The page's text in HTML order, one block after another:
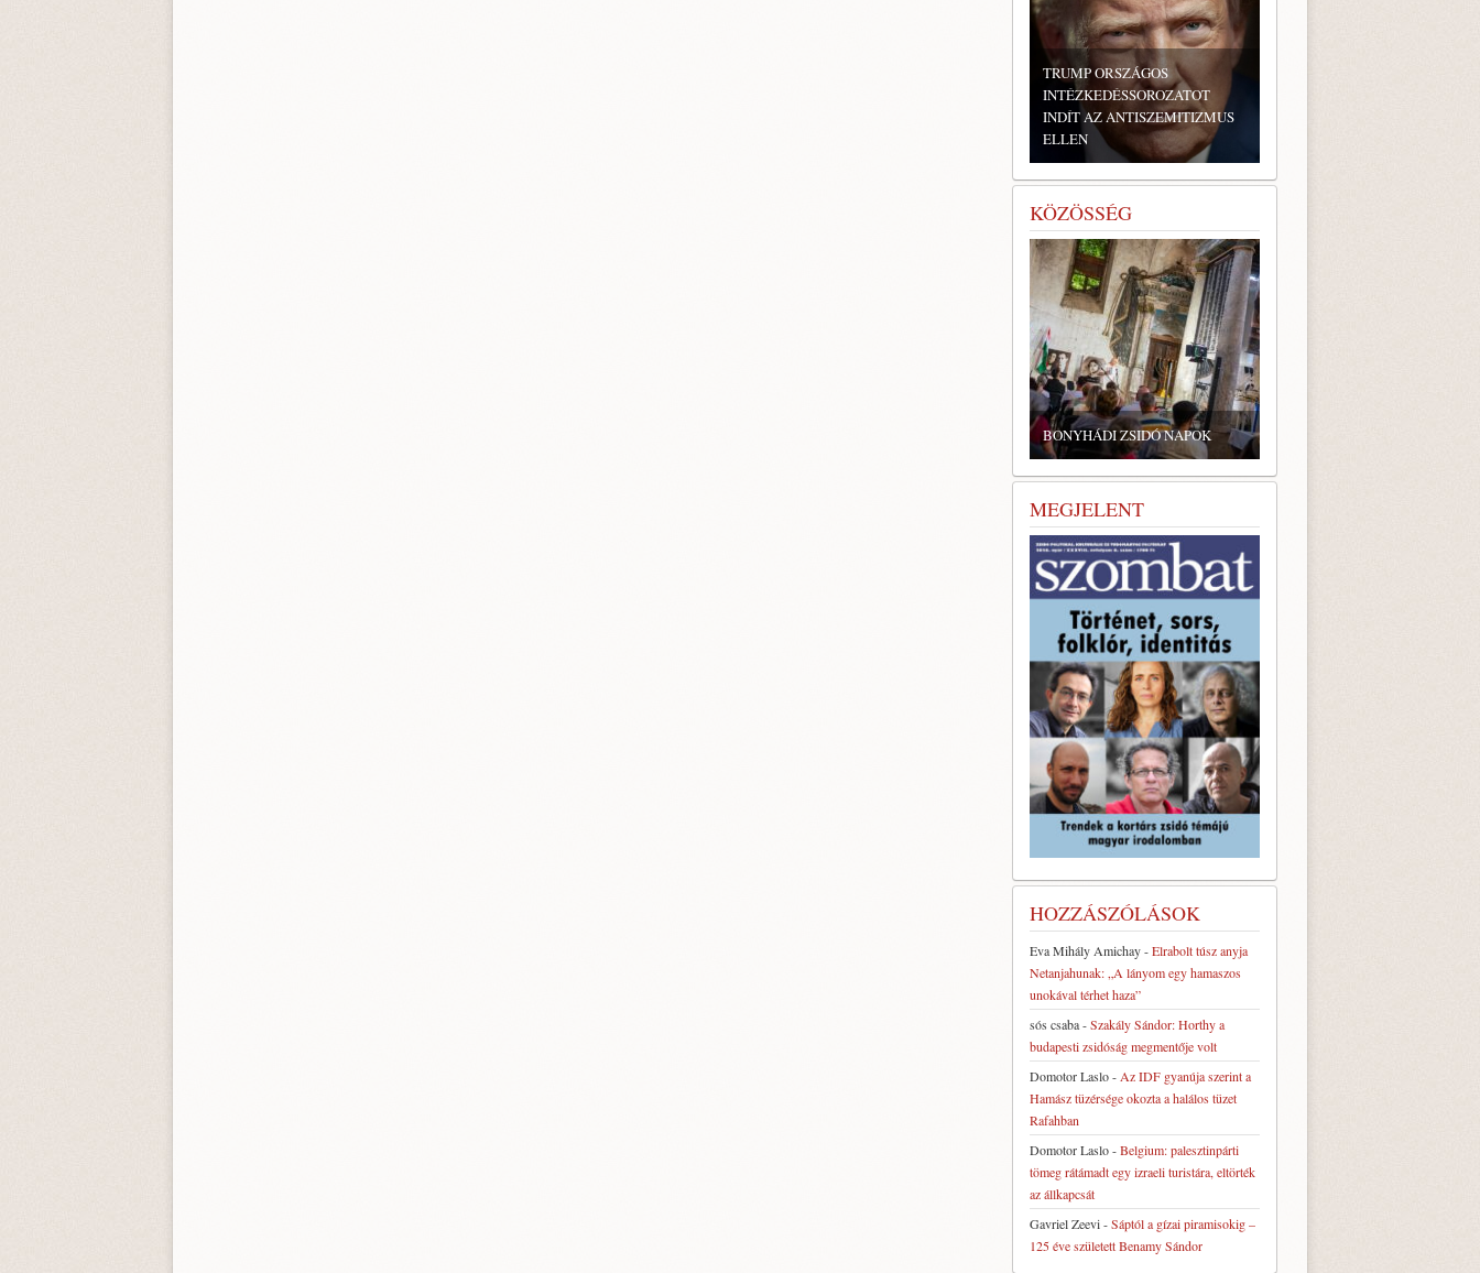
TRUMP ORSZÁGOS
INTÉZKEDÉSSOROZATOT
INDÍT AZ ANTISZEMITIZMUS
ELLEN
KÖZÖSSÉG
BONYHÁDI ZSIDÓ NAPOK
MEGJELENT
HOZZÁSZÓLÁSOK
Eva Mihály Amichay-Elrabolt túsz anyja
Netanjahunak: „A lányom egy hamaszos
unokával térhet haza”
sós csaba-Szakály Sándor: Horthy a
budapesti zsidóság megmentője volt
Domotor Laslo- Az IDF gyanúja szerint a
Hamász tüzérsége okozta a halálos tüzet
Rafahban
Domotor Laslo-Belgium: palesztinpárti
tömeg rátámadt egy izraeli turistára, eltörték
az állkapcsát
Gavriel Zeevi-Sáptól a gízai piramisokig –
125 éve született Benamy Sándor